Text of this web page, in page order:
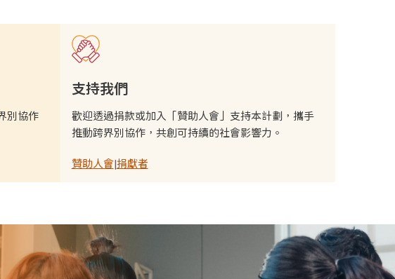
別協作
支持我們
歡迎透過捐款或加入「贊助人會」支持本計劃，攜手
推動跨界別協作，共創可持續的社會影響力。
贊助人會|捐獻者